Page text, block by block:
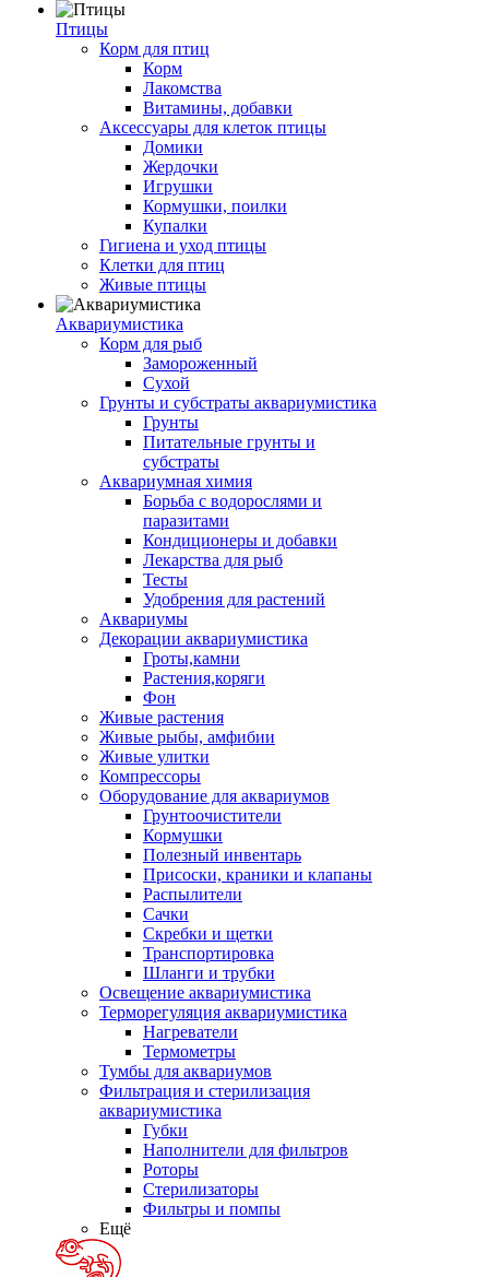
Птицы
Корм для птиц
Корм
Лакомства
Витамины, добавки
Аксессуары для клеток птицы
Домики
Жердочки
Игрушки
Кормушки, поилки
Купалки
Гигиена и уход птицы
Клетки для птиц
Живые птицы
Аквариумистика
Корм для рыб
Замороженный
Сухой
Грунты и субстраты аквариумистика
Грунты
Питательные грунты и
субстраты
Аквариумная химия
Борьба с водорослями и
паразитами
Кондиционеры и добавки
Лекарства для рыб
Тесты
Удобрения для растений
Аквариумы
Декорации аквариумистика
Гроты,камни
Растения,коряги
Фон
Живые растения
Живые рыбы, амфибии
Живые улитки
Компрессоры
Оборудование для аквариумов
Грунтоочистители
Кормушки
Полезный инвентарь
Присоски, краники и клапаны
Распылители
Сачки
Скребки и щетки
Транспортировка
Шланги и трубки
Освещение аквариумистика
Терморегуляция аквариумистика
Нагреватели
Термометры
Тумбы для аквариумов
Фильтрация и стерилизация
аквариумистика
Губки
Наполнители для фильтров
Роторы
Стерилизаторы
Фильтры и помпы
Ещё